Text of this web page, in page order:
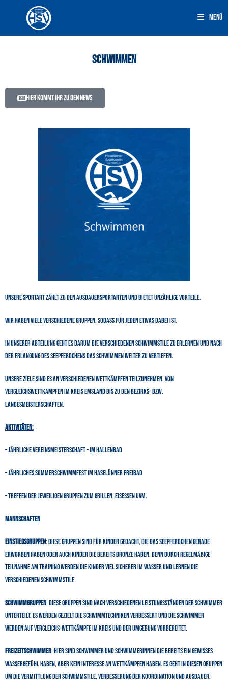
Menü
Schwimmen
Hier kommt ihr zu den News
Unsere Sportart zählt zu den Ausdauersportarten und bietet unzählige Vorteile.
Wir haben viele verschiedene Gruppen, sodass für jeden etwas dabei ist.
In unserer Abteilung geht es darum die verschiedenen Schwimmstile zu erlernen und nach
der Erlangung des Seepferdchens das Schwimmen weiter zu vertiefen.
Unsere Ziele sind es an verschiedenen Wettkämpfen teilzunehmen. Von
Vergleichswettkämpfen im Kreis Emsland bis zu den Bezirks- bzw.
Landesmeisterschaften.
Aktivitäten:
– Jährliche Vereinsmeisterschaft – im Hallenbad
– Jährliches Sommerschwimmfest im Haselünner Freibad
– Treffen der jeweiligen Gruppen zum Grillen, Eisessen uvm.
Mannschaften
Einstiegsgruppen: Diese Gruppen sind für Kinder gedacht, die das Seepferdchen gerade
erworben haben oder auch Kinder die bereits Bronze haben. Denn durch regelmäßige
Teilnahme am Training werden die Kinder viel sicherer im Wasser und lernen die
verschiedenen Schwimmstile
Schwimmgruppen: Diese Gruppen sind nach verschiedenen Leistungsständen der Schwimmer
unterteilt. Es werden gezielt die Schwimmtechniken verbessert und die Schwimmer
werden auf Vergleichs-Wettkämpfe im Kreis und der Umgebung vorbereitet.
Freizeitschwimmer: Hier sind Schwimmer und Schwimmerinnen die bereits ein gewisses
Wassergefühl haben, aber kein Interesse an Wettkämpfen haben. Es geht in diesen Gruppen
um die Vermittlung der Schwimmstile, Verbesserung der Koordination und Ausdauer.